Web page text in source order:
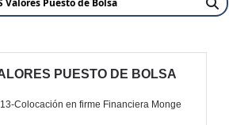
PUESTO DE BOLSA
Colocación en firme Financiera Monge